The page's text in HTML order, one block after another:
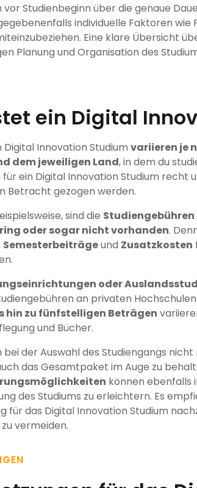
vor Studienbeginn über die genaue
individuelle Faktoren wie
Eine klare Übersicht
Planung und Organisation des
ein Digital
Digital Innovation Studium variieren je
dem jeweiligen Land, in dem du
ein Digital Innovation Studium recht
Betracht gezogen werden.
sind die
oder sogar nicht vorhanden.
Semesterbeiträgeund Zusatzkosten
oder
an privaten
hin zu fünfstelligen Beträgen
und Bücher.
bei der Auswahl des Studiengangs
das Gesamtpaket im Auge zu
können ebenfalls
des Studiums zu erleichtern. Es
für das Digital Innovation Studium
vermeiden.